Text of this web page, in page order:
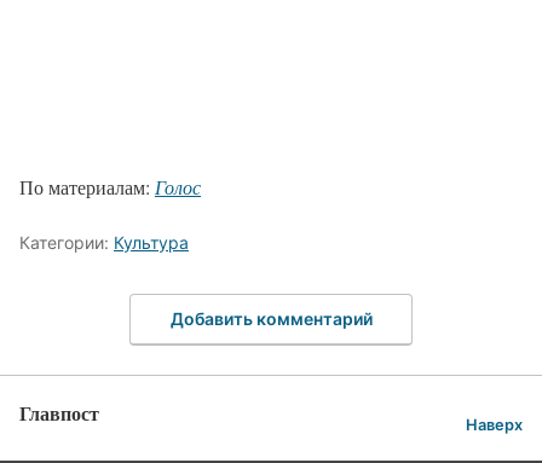
По материалам: Голос
Категории: Культура
Добавить комментарий
Главпост Наверх